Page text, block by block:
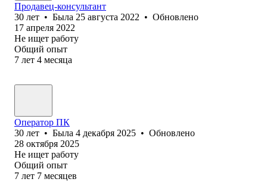
Продавец-консультант
30 лет • Была 25 августа 2022 • Обновлено
17 апреля 2022
Не ищет работу
Общий опыт
7 лет 4 месяца
Оператор ПК
30 лет • Была 4 декабря 2025 • Обновлено
28 октября 2025
Не ищет работу
Общий опыт
7 лет 7 месяцев